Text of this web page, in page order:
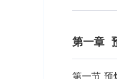
第一章
第一节 预